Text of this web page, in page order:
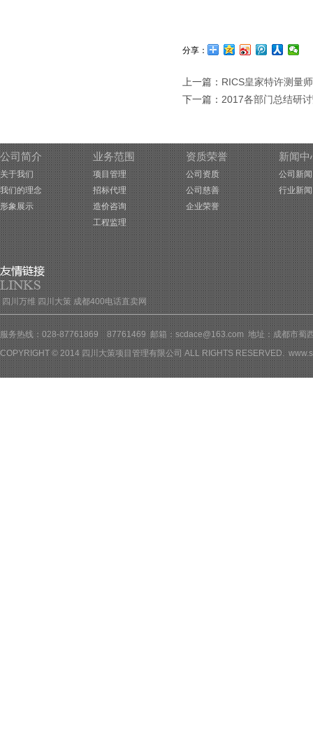
分享：
上一篇： RICS皇家特许测量
下一篇： 2017各部门总结研
公司简介
关于我们
我们的理念
形象展示
业务范围
项目管理
招标代理
造价咨询
工程监理
资质荣誉
公司资质
公司慈善
企业荣誉
新闻中
公司新闻
行业新闻
四川万维 四川大策 成都400电话直卖网
服务热线：028-87761869 87761469 邮箱：scdace@163.com 地址：成都市蜀
COPYRIGHT © 2014 四川大策项目管理有限公司 ALL RIGHTS RESERVED.